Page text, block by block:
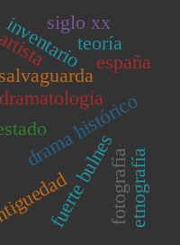
dramatología
drama histórico
fuerte bulnes
salvaguarda
inventario
fotografía
siglo xx
españa
etnografía
teoría